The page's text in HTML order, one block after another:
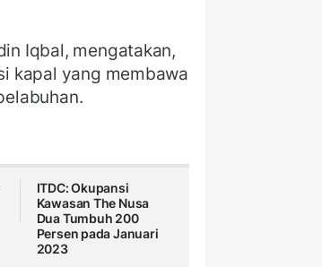
Iqbal, mengatakan,
kapal yang membawa
ITDC: Okupansi
Kawasan The Nusa
Dua Tumbuh 200
Persen pada Januari
2023